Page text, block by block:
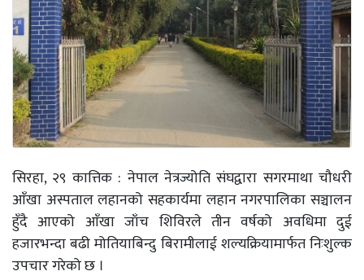
सिरहा, २९ कात्तिक : नेपाल नेत्रज्योति संघद्वारा सगरमाथा चौधरी
आँखा अस्पताल लहानको सहकार्यमा लहान नगरपालिका सञ्चालन
हुँदै आएको आँखा जाँच शिविरले तीन वर्षको अवधिमा दुई
हजारभन्दा बढी मोतियाबिन्दु बिरामीलाई शल्यक्रियामार्फत निःशुल्क
उपचार गरेको छ ।